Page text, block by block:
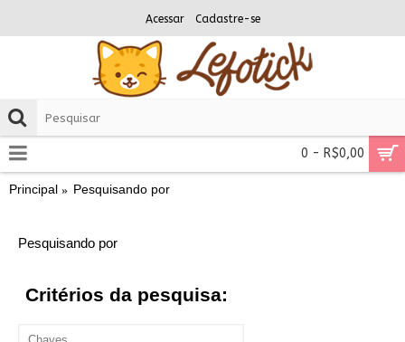
Acessar Cadastre-se
0 - R$0,00
Principal Pesquisando por
Pesquisando por
Critérios da pesquisa: